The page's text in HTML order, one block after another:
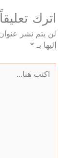
اترك تعليقاً
لن يتم نشر
إليها بـ *
هنا...